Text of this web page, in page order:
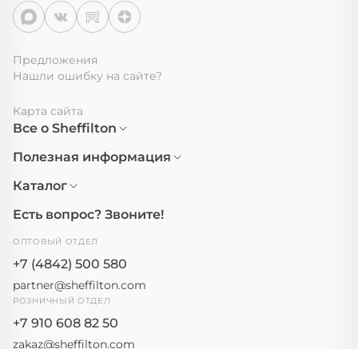
Предложения
Нашли ошибку на сайте?
Карта сайта
Все о Sheffilton
Полезная информация
Каталог
Есть вопрос? Звоните!
ОПТОВЫЙ ОТДЕЛ
+7 (4842) 500 580
partner@sheffilton.com
РОЗНИЧНЫЙ ОТДЕЛ
+7 910 608 82 50
zakaz@sheffilton.com